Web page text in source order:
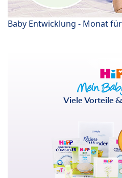
Baby Entwicklung - Monat
Viele Vorteile